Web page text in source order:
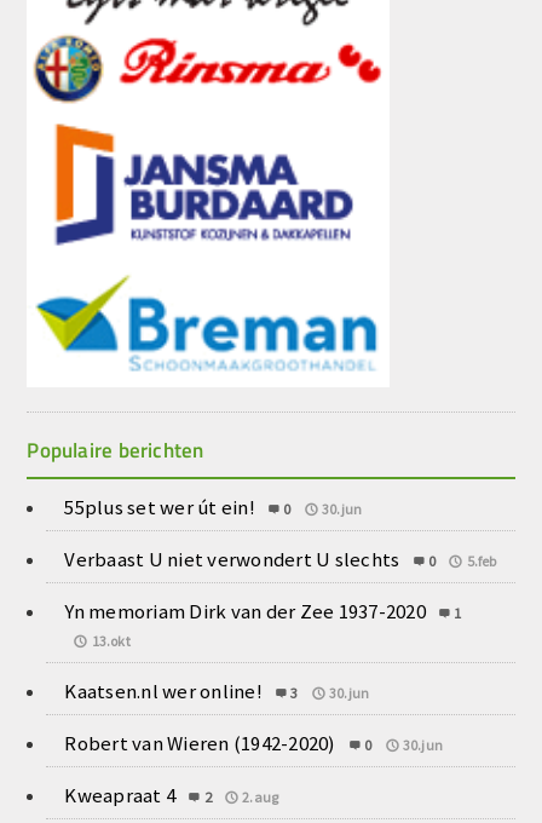
Populaire berichten
55plus set wer út ein! 0 30.jun
Verbaast U niet verwondert U slechts 0 5.feb
Yn memoriam Dirk van der Zee 1937-2020
1
13.okt
Kaatsen.nl wer online! 3 30.jun
Robert van Wieren (1942-2020) 0 30.jun
Kweapraat 4 2 2.aug